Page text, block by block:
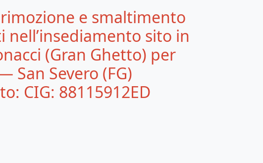
e smaltimento
sito in
(Gran Ghetto) per
San Severo (FG)
CIG: 88115912ED